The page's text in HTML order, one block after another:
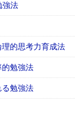
強法
的思考力育成法
的勉強法
る勉強法